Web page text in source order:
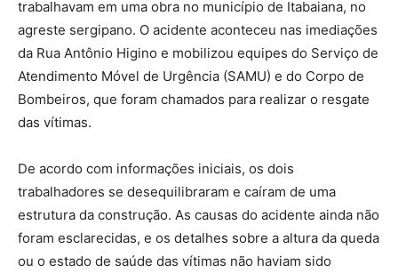
trabalhavam em uma obra no município de Itabaiana, no
agreste sergipano. O acidente aconteceu nas imediações
da Rua Antônio Higino e mobilizou equipes do Serviço de
Atendimento Móvel de Urgência (SAMU) e do Corpo de
Bombeiros, que foram chamados para realizar o resgate
das vítimas.
De acordo com informações iniciais, os dois
trabalhadores se desequilibraram e caíram de uma
estrutura da construção. As causas do acidente ainda não
foram esclarecidas, e os detalhes sobre a altura da queda
ou o estado de saúde das vítimas não haviam sido